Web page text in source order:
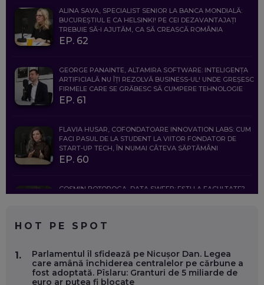
ALINA SAVA, SPECIALIST SENIOR LA BANCA MONDIALĂ:
BUCUREȘTIUL E CA HELSINKI! PE CEI DEZAVANTAJAȚI
TREBUIE SĂ-I AJUTĂM, CA SĂ CREASCĂ ROMÂNIA
EP. 62
GEORGE PANAINTE, ALTAMIRA SOFTWARE: INTELIGENȚA
ARTIFICIALĂ NU ÎȚI REZOLVĂ BUSINESS-UL! UNDE GREȘESC
FIRMELE CARE SE GRĂBESC SĂ CUMPERE TEHNOLOGIE
EP. 61
FLAVIA HUSAR, COFONDATOARE INNOVATION LABS: CUM
FACI PASUL DE LA STUDENT LA VIITOR FONDATOR DE
START-UP TECH, ÎN NUMAI CÂTEVA SĂPTĂMÂNI
EP. 60
COSMIN BOȚOROGA, DATA SWEEP: EȘTI LA FACULTATE?
FOLOSEȘTI TEHNOLOGIA CA SĂ FII MAI BUN LA JOB. ȘI CUM
SE VA SCHIMBA MUNCA, ÎN URMĂTORII ANI
EP. 58
HOT PE SPOT
1.
Parlamentul îl sfidează pe Nicușor Dan. Legea
care amână închiderea centralelor pe cărbune a
fost adoptată. Pîslaru: Granturi de 5 miliarde de
euro ar putea fi blocate